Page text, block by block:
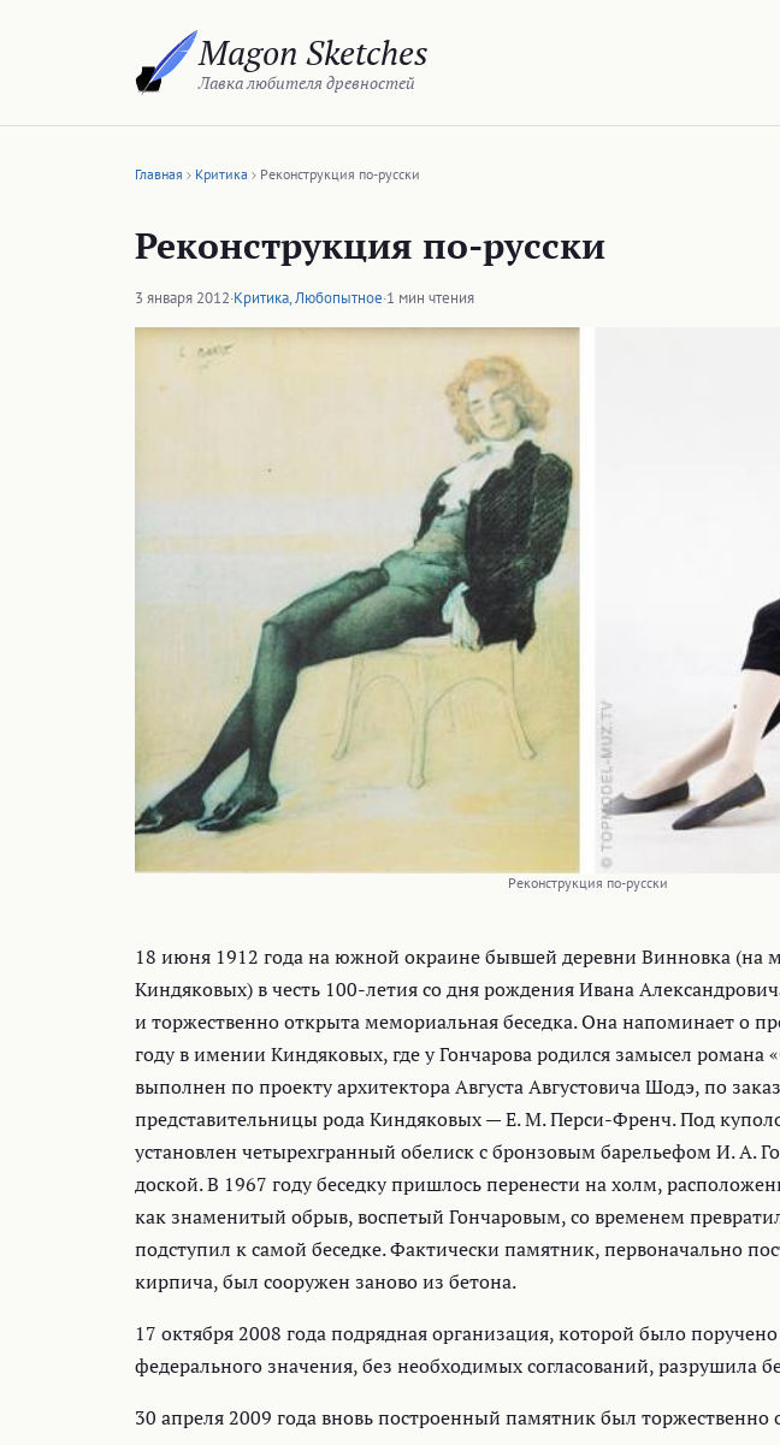
Magon Sketches
Лавка любителя древностей
Главная Критика Реконструкция по-русски
Реконструкция по-русски
3 января 2012·Критика,Любопытное·1 мин чтения
Реконструкция по-русски
18 июня 1912 года на южной окраине бывшей деревни Винновка (на
Киндяковых) в честь 100-летия со дня рождения Ивана
и торжественно открыта мемориальная беседка. Она напоминает о
году в имении Киндяковых, где у Гончарова родился замысел
выполнен по проекту архитектора Августа Августовича Шодэ, по
представительницы рода Киндяковых — Е. М. Перси-Френч. Под
установлен четырехгранный обелиск с бронзовым барельефом И. А.
доской. В 1967 году беседку пришлось перенести на холм,
как знаменитый обрыв, воспетый Гончаровым, со временем
подступил к самой беседке. Фактически памятник, первоначально
кирпича, был сооружен заново из бетона.
17 октября 2008 года подрядная организация, которой было
федерального значения, без необходимых согласований, разрушила
30 апреля 2009 года вновь построенный памятник был торжественно